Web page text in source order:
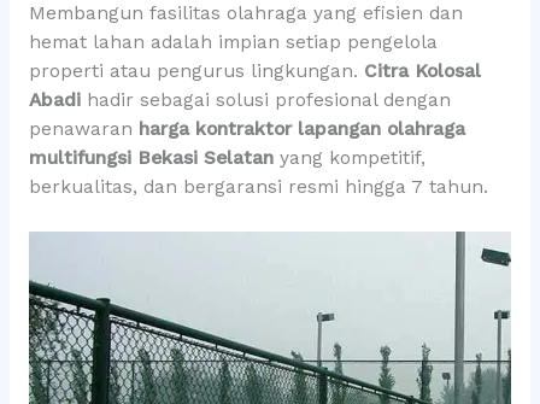
Membangun fasilitas olahraga yang efisien dan
hemat lahan adalah impian setiap pengelola
properti atau pengurus lingkungan. Citra Kolosal
Abadihadir sebagai solusi profesional dengan
penawaran harga kontraktor lapangan olahraga
multifungsi Bekasi Selatanyang kompetitif,
berkualitas, dan bergaransi resmi hingga 7 tahun.